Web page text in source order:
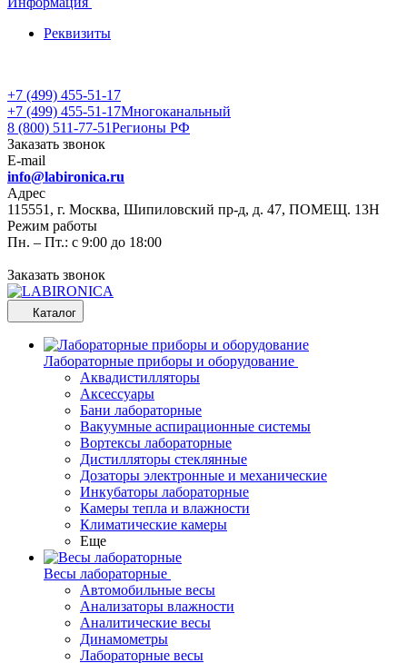
Реквизиты
+7 (499) 455-51-17
+7 (499) 455-51-17Многоканальный
8 (800) 511-77-51Регионы РФ
Заказать звонок
E-mail
info@labironica.ru
Адрес
115551, г. Москва, Шипиловский пр-д, д. 47, ПОМЕЩ. 13Н
Режим работы
Пн. – Пт.: с 9:00 до 18:00
Заказать звонок
Каталог
Лабораторные приборы и оборудование
Аквадистилляторы
Аксессуары
Бани лабораторные
Вакуумные аспирационные системы
Вортексы лабораторные
Дистилляторы стеклянные
Дозаторы электронные и механические
Инкубаторы лабораторные
Камеры тепла и влажности
Климатические камеры
Еще
Весы лабораторные
Автомобильные весы
Анализаторы влажности
Аналитические весы
Динамометры
Лабораторные весы